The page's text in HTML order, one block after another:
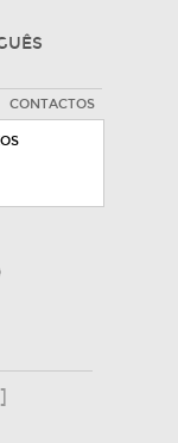
CONTACTOS